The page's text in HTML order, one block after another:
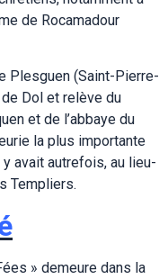
de Rocamadour
Plesguen (Saint-Pierre-
Dol et relève du
et de l’abbaye du
la plus importante
avait autrefois, au lieu-
Templiers.
» demeure dans la